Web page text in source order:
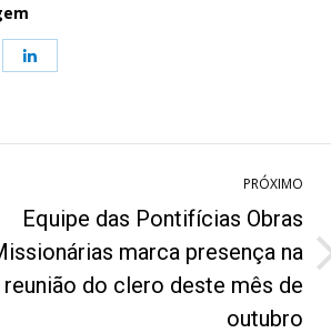
PRÓXIMO
Equipe das Pontifícias Obras
marca presença na
reunião do clero deste mês de
outubro